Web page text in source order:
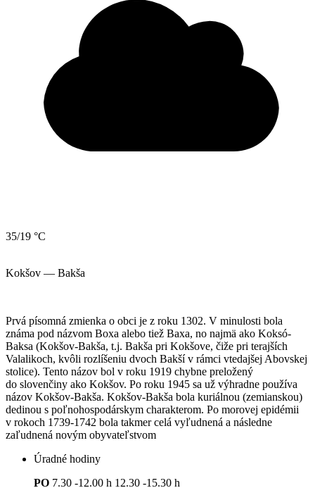
35/19 °C
Kokšov — Bakša
Prvá písomná zmienka o obci je z roku 1302. V minulosti bola
známa pod názvom Boxa alebo tiež Baxa, no najmä ako Koksó-
Baksa (Kokšov-Bakša, t.j. Bakša pri Kokšove, čiže pri terajších
Valalikoch, kvôli rozlíšeniu dvoch Bakší v rámci vtedajšej Abovskej
stolice). Tento názov bol v roku 1919 chybne preložený
do slovenčiny ako Kokšov. Po roku 1945 sa už výhradne používa
názov Kokšov-Bakša. Kokšov-Bakša bola kuriálnou (zemianskou)
dedinou s poľnohospodárskym charakterom. Po morovej epidémii
v rokoch 1739-1742 bola takmer celá vyľudnená a následne
zaľudnená novým obyvateľstvom
Úradné hodiny
PO 7.30 -12.00 h 12.30 -15.30 h